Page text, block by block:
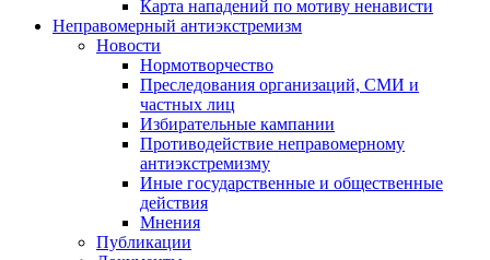
Карта нападений по мотиву ненависти
Неправомерный антиэкстремизм
Новости
Нормотворчество
Преследования организаций, СМИ и
частных лиц
Избирательные кампании
Противодействие неправомерному
антиэкстремизму
Иные государственные и общественные
действия
Мнения
Публикации